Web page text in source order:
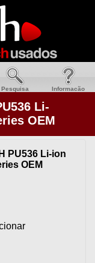
Pesquisa Informacão
Li-
OEM
PU536 Li-ion
OEM